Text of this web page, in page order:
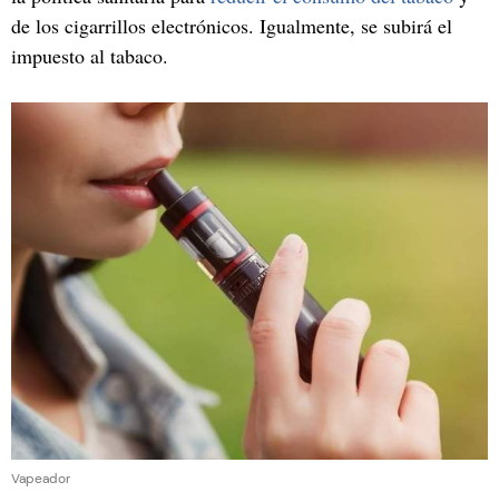
de los cigarrillos electrónicos. Igualmente, se subirá el
impuesto al tabaco.
Vapeador